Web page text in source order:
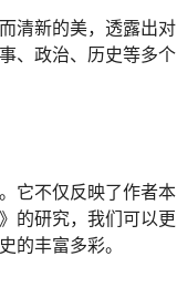
清新的美，透露出对
、政治、历史等多个
它不仅反映了作者本
的研究，我们可以更
的丰富多彩。